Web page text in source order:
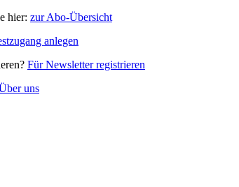
hier: zur Abo-Übersicht
anlegen
Für Newsletter registrieren
uns